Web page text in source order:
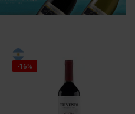
-16%